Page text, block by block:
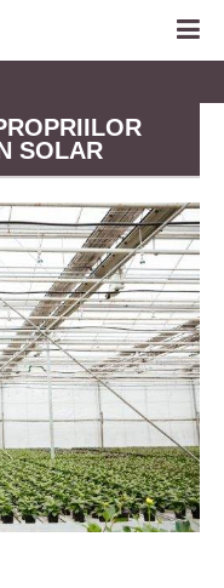
SOLAR